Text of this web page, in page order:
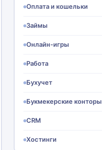
Оплата и кошельки
Займы
Онлайн-игры
Работа
Бухучет
Букмекерские конторы
CRM
Хостинги